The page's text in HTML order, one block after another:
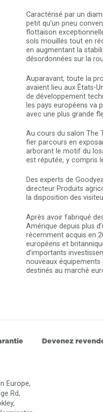
Caractérisé par un
petit qu’un pneu
flottaison
sols mouillés tout en
en augmentant la
désordonnées sur la
Auparavant, toute la
avaient lieu aux États-
de développement
les pays européens va
avec une plus grande
Au cours du salon The
fier parcours en
arborant le motif du
est réputée, y compris
Des experts de
directeur Produits
la disposition des
Après avoir fabriqué
Amérique depuis plus
récemment acquis en
européens et
d’importants
nouveaux
destinés au marché
Devenez
Europe,
Rd,